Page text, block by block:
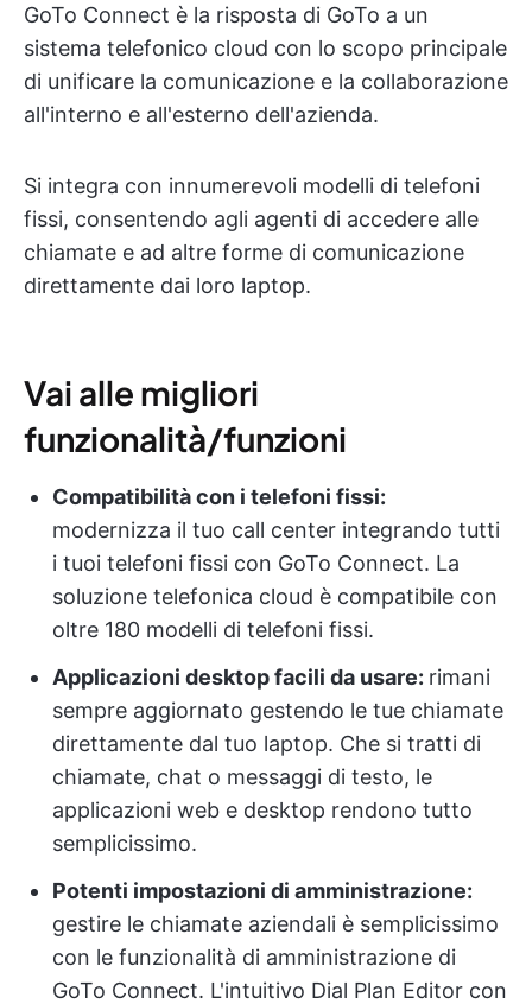
GoTo Connect è la risposta di GoTo a un
sistema telefonico cloud con lo scopo principale
di unificare la comunicazione e la collaborazione
all'interno e all'esterno dell'azienda.
Si integra con innumerevoli modelli di telefoni
fissi, consentendo agli agenti di accedere alle
chiamate e ad altre forme di comunicazione
direttamente dai loro laptop.
Vai alle migliori
funzionalità/funzioni
Compatibilità con i telefoni fissi:
modernizza il tuo call center integrando tutti
i tuoi telefoni fissi con GoTo Connect. La
soluzione telefonica cloud è compatibile con
oltre 180 modelli di telefoni fissi.
Applicazioni desktop facili da usare: rimani
sempre aggiornato gestendo le tue chiamate
direttamente dal tuo laptop. Che si tratti di
chiamate, chat o messaggi di testo, le
applicazioni web e desktop rendono tutto
semplicissimo.
Potenti impostazioni di amministrazione:
gestire le chiamate aziendali è semplicissimo
con le funzionalità di amministrazione di
GoTo Connect. L'intuitivo Dial Plan Editor con